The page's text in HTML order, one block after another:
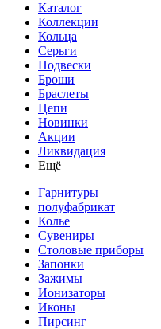
Каталог
Коллекции
Кольца
Серьги
Подвески
Броши
Браслеты
Цепи
Новинки
Акции
Ликвидация
Ещё
Гарнитуры
полуфабрикат
Колье
Сувениры
Столовые приборы
Запонки
Зажимы
Ионизаторы
Иконы
Пирсинг